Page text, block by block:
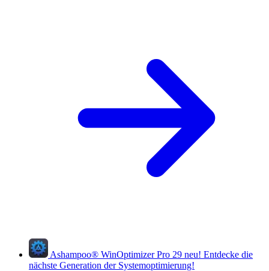
Ashampoo® WinOptimizer Pro 29 neu! Entdecke die
nächste Generation der Systemoptimierung!